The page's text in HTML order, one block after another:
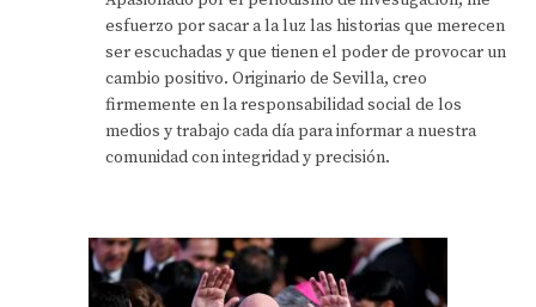
esfuerzo por sacar a la luz las historias que merecen
ser escuchadas y que tienen el poder de provocar un
cambio positivo. Originario de Sevilla, creo
firmemente en la responsabilidad social de los
medios y trabajo cada día para informar a nuestra
comunidad con integridad y precisión.